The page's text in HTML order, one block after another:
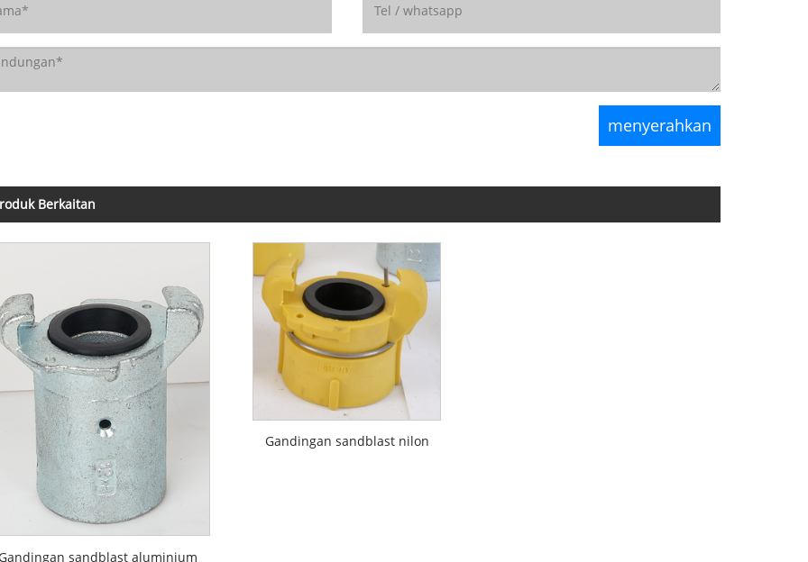
Berkaitan
sandblast aluminium
Gandingan sandblast nilon